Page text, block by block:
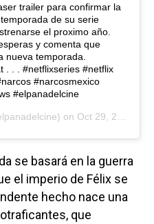
trailer para confirmar la
de su serie
el proximo año.
y comenta que
nueva temporada.
. . . #netflixseries #netflix
#narcosmexico
#elpanadelcine
on Oct 29, 2020 at 8:47am PDT
se basará en la guerra
el imperio de Félix se
hecho nace una
que